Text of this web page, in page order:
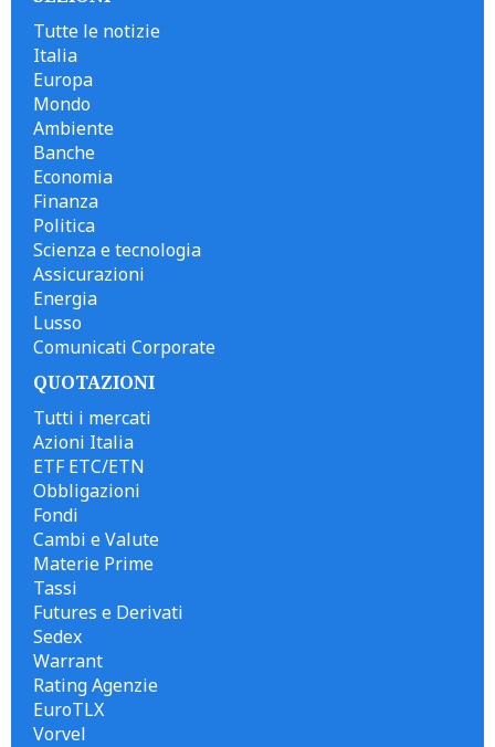
Tutte le notizie
Italia
Europa
Mondo
Ambiente
Banche
Economia
Finanza
Politica
Scienza e tecnologia
Assicurazioni
Energia
Lusso
Comunicati Corporate
QUOTAZIONI
Tutti i mercati
Azioni Italia
ETF ETC/ETN
Obbligazioni
Fondi
Cambi e Valute
Materie Prime
Tassi
Futures e Derivati
Sedex
Warrant
Rating Agenzie
EuroTLX
Vorvel